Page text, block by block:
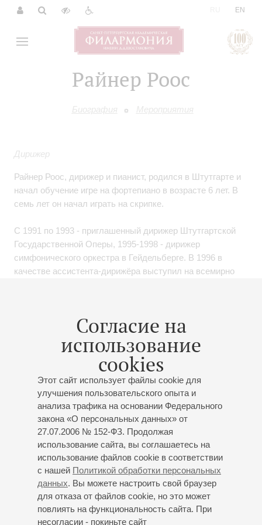
EN
Райнер Роос
Биография Мероприятия
Согласие на
использование
cookies
Этот сайт использует файлы cookie для
улучшения пользовательского опыта и
анализа трафика на основании Федерального
закона «О персональных данных» от
27.07.2006 № 152-ФЗ. Продолжая
использование сайта, вы соглашаетесь на
использование файлов cookie в соответствии
с нашей Политикой обработки персональных
данных. Вы можете настроить свой браузер
для отказа от файлов cookie, но это может
повлиять на функциональность сайта. При
несогласии - покиньте сайт
Дирижер
Райнер Роос, дирижер и пианист, родился в Штутгарте и
начал обучение игре на фортепиано в возрасте 6 лет. В
семь лет он начал играть на скрипке.
С 1991 по 1993 - приглашенный дирижер Штутгартской
Государственной Оперы, 1995-1998 - дирижер
симфонического оркестра в Гейдельберге. В 1996 в
качестве ассистента-дирижёра выступил на всемирно
(«Классическая опера на открытом воздухе»), теперь -
которого стал Райнер Роос.
В 1998 - главный дирижер Городского театра Бадена на
Вене. В 2003 году стал первым немецким приглашенным
дирижером «Венской Капеллы Иоганна Штрауса». С 2004
года регулярно дирижирует в Венской государственной
опере. С 2004 по 2009 год - главный дирижер
Магдебургской оперы.
Постоянно сотрудничает оркестрами Баден-Бадена,
Вюртембергской филармонии, филармонии
Гейдельберга, Парижским камерным оркестром ”Les
Solistes de Bourgogne”, оркестром Городского театра